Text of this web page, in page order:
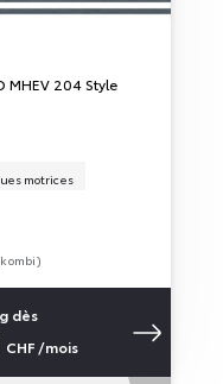
MHEV 204 Style
motrices
dès
CHF /mois